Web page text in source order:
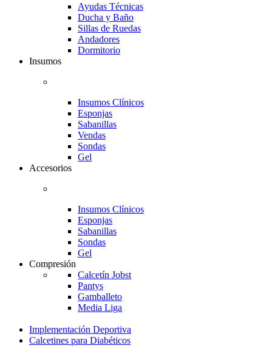
Ayudas Técnicas
Ducha y Baño
Sillas de Ruedas
Andadores
Dormitorio
Insumos
Insumos Clínicos
Esponjas
Sabanillas
Vendas
Sondas
Gel
Accesorios
Insumos Clínicos
Esponjas
Sabanillas
Sondas
Gel
Compresión
Calcetín Jobst
Pantys
Gamballeto
Media Liga
Implementación Deportiva
Calcetines para Diabéticos